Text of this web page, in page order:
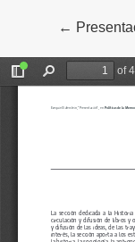
← Volver a